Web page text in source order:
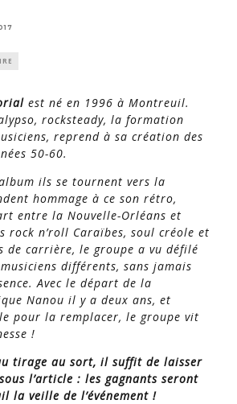
est né en 1996 à Montreuil.
rocksteady, la formation
reprend à sa création des
50-60.
ils se tournent vers la
hommage à ce son rétro,
entre la Nouvelle-Orléans et
rock n’roll Caraïbes, soul créole et
de carrière, le groupe a vu défilé
différents, sans jamais
Avec le départ de la
Nanou il y a deux ans, et
pour la remplacer, le groupe vit
!
tirage au sort, il suffit de laisser
l’article : les gagnants seront
la veille de l’événement !